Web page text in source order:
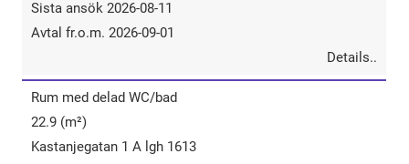
Sista ansök 2026-08-11
Avtal fr.o.m. 2026-09-01
Details..
Rum​ ​med​ ​delad​ ​WC/bad
22.9 (m²)
Kastanjegatan 1 A lgh 1613